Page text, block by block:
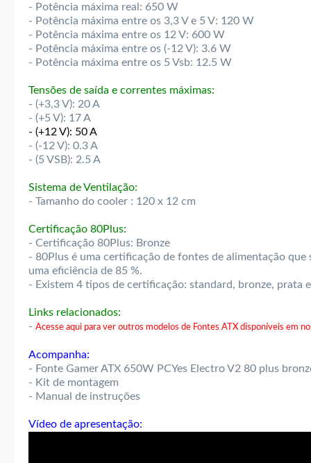
- Potência máxima real: 650 W
- Potência máxima entre os 3,3 V e 5 V: 120 W
- Potência máxima entre os 12 V: 600 W
- Potência máxima entre os (-12 V): 3.6 W
- Potência máxima entre os 5 Vsb: 12.5 W
Tensões de saída e correntes máximas:
- (+3,3 V): 20 A
- (+5 V): 17 A
- (+12 V): 50 A
- (-12 V): 0.3 A
- (5 VSB): 2.5 A
Sistema de Ventilação:
- Tamanho do cooler : 120 x 12 cm
Certificação 80Plus:
- Certificação 80Plus: Bronze
- 80Plus é uma certificação de fontes de alimentação que
uma eficiência de 85 %.
- Existem 4 tipos de certificação: standard, bronze, prata
Links relacionados:
- Acesse aqui para ver outros modelos de Fontes ATX disponíveis em
Acompanha:
- Fonte Gamer ATX 650W PCYes Electro V2 80 plus
- Kit de montagem
- Manual de instruções
Vídeo de apresentação: